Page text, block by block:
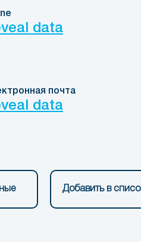
data
почта
data
Добавить в